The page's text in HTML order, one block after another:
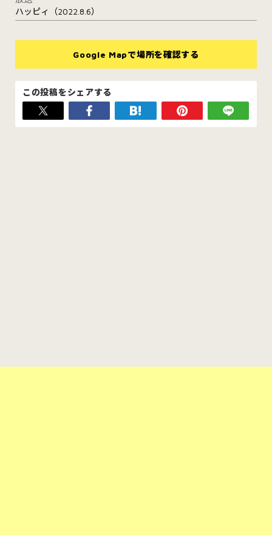
ハッピィ（2022.8.6）
Google Mapで場所を確認する
この投稿をシェアする